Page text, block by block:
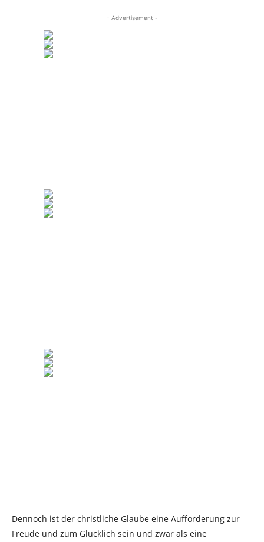
- Advertisement -
Dennoch ist der christliche Glaube eine Aufforderung zur
Freude und zum Glücklich sein und zwar als eine